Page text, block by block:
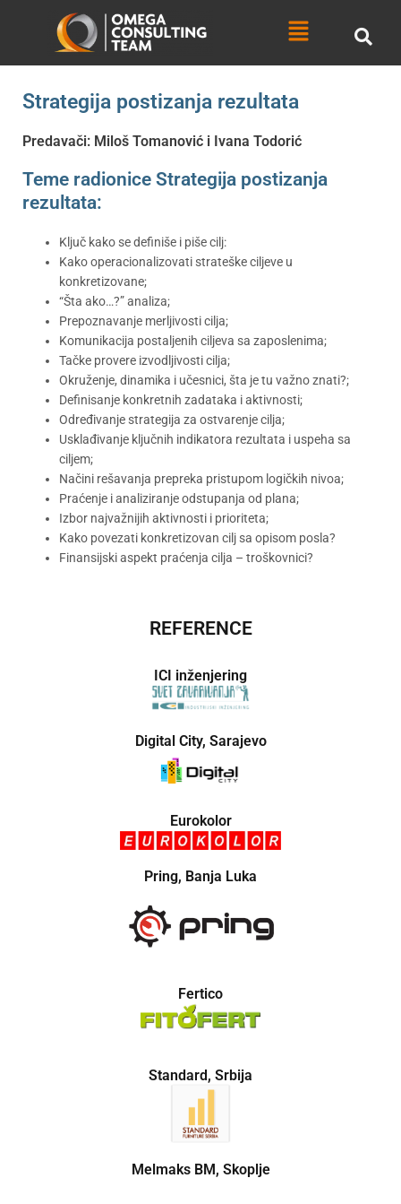
Menu
Strategija postizanja rezultata
Predavači: Miloš Tomanović i Ivana Todorić
Teme radionice Strategija postizanja
rezultata:
Ključ kako se definiše i piše cilj:
Kako operacionalizovati strateške ciljeve u
konkretizovane;
“Šta ako…?” analiza;
Prepoznavanje merljivosti cilja;
Komunikacija postaljenih ciljeva sa zaposlenima;
Tačke provere izvodljivosti cilja;
Okruženje, dinamika i učesnici, šta je tu važno znati?;
Definisanje konkretnih zadataka i aktivnosti;
Određivanje strategija za ostvarenje cilja;
Usklađivanje ključnih indikatora rezultata i uspeha sa
ciljem;
Načini rešavanja prepreka pristupom logičkih nivoa;
Praćenje i analiziranje odstupanja od plana;
Izbor najvažnijih aktivnosti i prioriteta;
Kako povezati konkretizovan cilj sa opisom posla?
Finansijski aspekt praćenja cilja – troškovnici?
REFERENCE
ICI inženjering
Digital City, Sarajevo
Eurokolor
Pring, Banja Luka
Fertico
Standard, Srbija
Melmaks BM, Skoplje